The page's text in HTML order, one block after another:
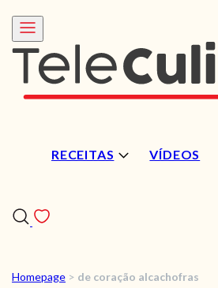
RECEITAS VÍDEOS
RECEITAS
Homepage > de coração alcachofras